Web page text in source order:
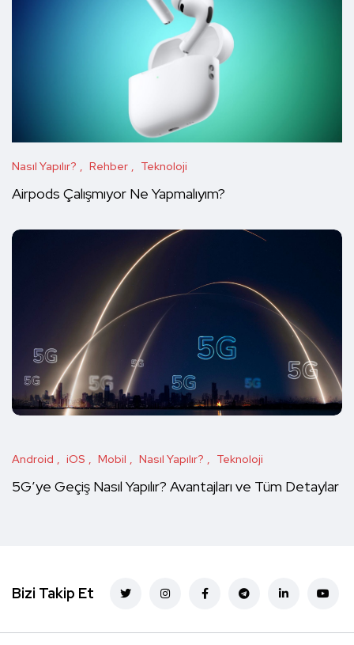
Nasıl Yapılır? Rehber Teknoloji
Airpods Çalışmıyor Ne Yapmalıyım?
Android iOS Mobil Nasıl Yapılır? Teknoloji
5G’ye Geçiş Nasıl Yapılır? Avantajları ve Tüm Detaylar
Bizi Takip Et